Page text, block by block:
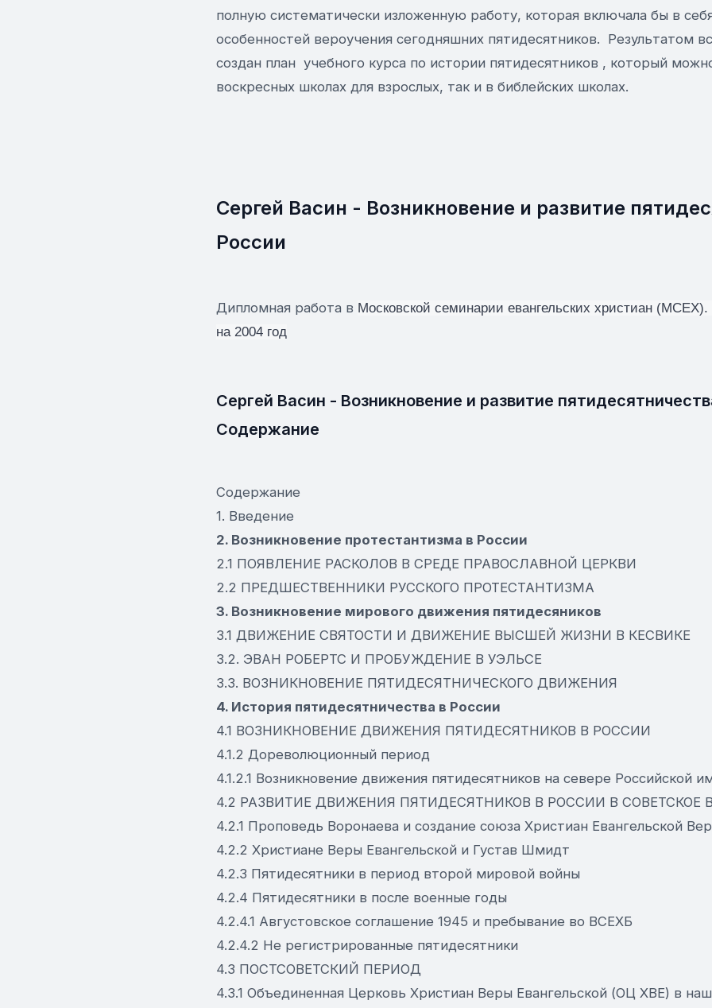
полную систематически изложенную работу, которая включала бы в
особенностей вероучения сегодняшних пятидесятников. Результатом
создан план учебного курса по истории пятидесятников , который
воскресных школах для взрослых, так и в библейских школах.
Сергей Васин - Возникновение и развитие
России
Дипломная работа в Московской семинарии евангельских христиан
на 2004 год
Сергей Васин - Возникновение и развитие
Содержание
Содержание
1. Введение
2. Возникновение протестантизма в России
2.1 ПОЯВЛЕНИЕ РАСКОЛОВ В СРЕДЕ ПРАВОСЛАВНОЙ ЦЕРКВИ
2.2 ПРЕДШЕСТВЕННИКИ РУССКОГО ПРОТЕСТАНТИЗМА
3. Возникновение мирового движения пятидесяников
3.1 ДВИЖЕНИЕ СВЯТОСТИ И ДВИЖЕНИЕ ВЫСШЕЙ ЖИЗНИ В КЕСВИКЕ
3.2. ЭВАН РОБЕРТС И ПРОБУЖДЕНИЕ В УЭЛЬСЕ
3.3. ВОЗНИКНОВЕНИЕ ПЯТИДЕСЯТНИЧЕСКОГО ДВИЖЕНИЯ
4. История пятидесятничества в России
4.1 ВОЗНИКНОВЕНИЕ ДВИЖЕНИЯ ПЯТИДЕСЯТНИКОВ В РОССИИ
4.1.2 Дореволюционный период
4.1.2.1 Возникновение движения пятидесятников на севере Российской
4.2 РАЗВИТИЕ ДВИЖЕНИЯ ПЯТИДЕСЯТНИКОВ В РОССИИ В СОВЕТСКОЕ
4.2.1 Проповедь Воронаева и создание союза Христиан Евангельской
4.2.2 Христиане Веры Евангельской и Густав Шмидт
4.2.3 Пятидесятники в период второй мировой войны
4.2.4 Пятидесятники в после военные годы
4.2.4.1 Августовское соглашение 1945 и пребывание во ВСЕХБ
4.2.4.2 Не регистрированные пятидесятники
4.3 ПОСТСОВЕТСКИЙ ПЕРИОД
4.3.1 Объединенная Церковь Христиан Веры Евангельской (ОЦ ХВЕ) в